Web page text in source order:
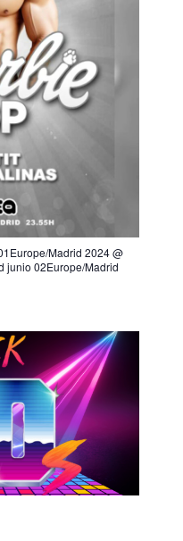
e
v
e
n
s
Madrid 2024 @
junio 02Europe/Madrid